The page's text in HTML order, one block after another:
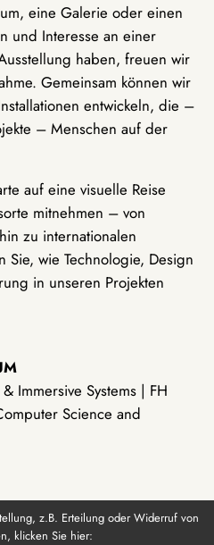
eine Galerie oder einen
und Interesse an einer
haben, freuen wir
Gemeinsam können wir
entwickeln, die –
– Menschen auf der
auf eine visuelle Reise
mitnehmen – von
zu internationalen
Sie, wie Technologie, Design
in unseren Projekten
Immersive Systems | FH
Science and
z.B. Erteilung oder Widerruf von
klicken Sie hier: